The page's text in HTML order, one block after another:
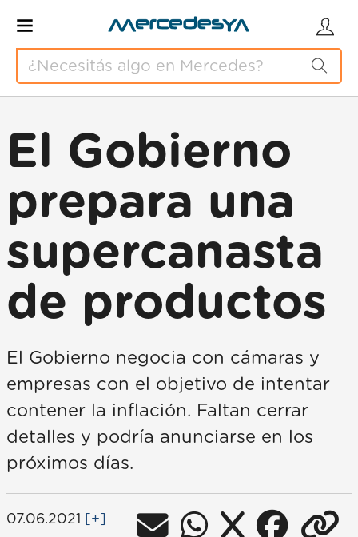
El Gobierno
prepara una
supercanasta
de productos
El Gobierno negocia con cámaras y
empresas con el objetivo de intentar
contener la inflación. Faltan cerrar
detalles y podría anunciarse en los
próximos días.
07.06.2021 [+]